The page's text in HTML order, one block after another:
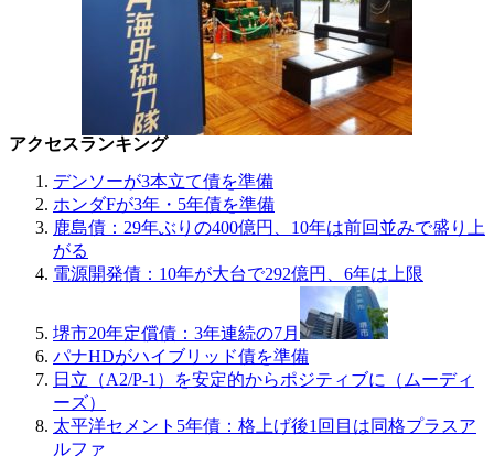
アクセスランキング
デンソーが3本立て債を準備
ホンダFが3年・5年債を準備
鹿島債：29年ぶりの400億円、10年は前回並みで盛り上
がる
電源開発債：10年が大台で292億円、6年は上限
堺市20年定償債：3年連続の7月
パナHDがハイブリッド債を準備
日立（A2/P-1）を安定的からポジティブに（ムーディ
ーズ）
太平洋セメント5年債：格上げ後1回目は同格プラスア
ルファ